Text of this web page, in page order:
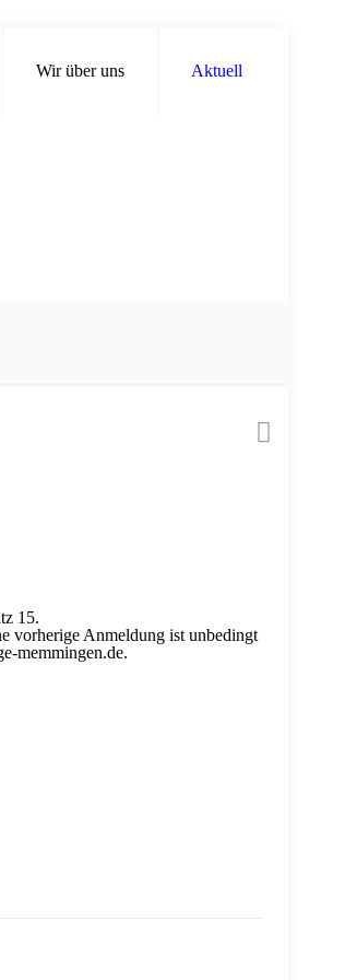
Wir über uns Aktuell
15.
vorherige Anmeldung ist unbedingt
memmingen.de.